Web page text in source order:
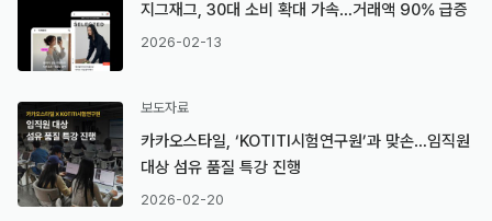
지그재그, 30대 소비 확대 가속…거래액 90% 급증
2026-02-13
보도자료
카카오스타일, ‘KOTITI시험연구원’과 맞손…임직원
대상 섬유 품질 특강 진행
2026-02-20